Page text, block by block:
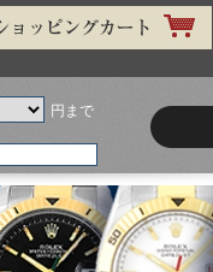
円まで